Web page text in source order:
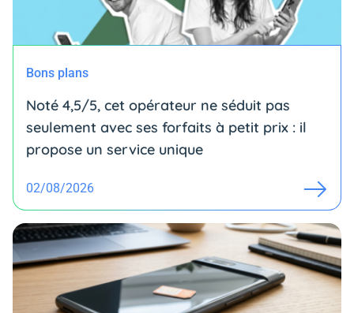
Bons plans
Noté 4,5/5, cet opérateur ne séduit pas
seulement avec ses forfaits à petit prix : il
propose un service unique
02/08/2026